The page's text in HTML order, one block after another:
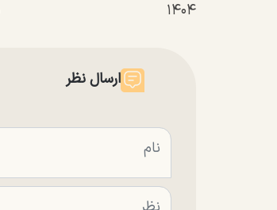
۱۴۰۴
ارسال نظر